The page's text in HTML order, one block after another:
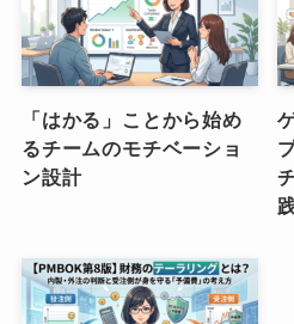
「はかる」ことから始め
るチームのモチベーショ
ン設計